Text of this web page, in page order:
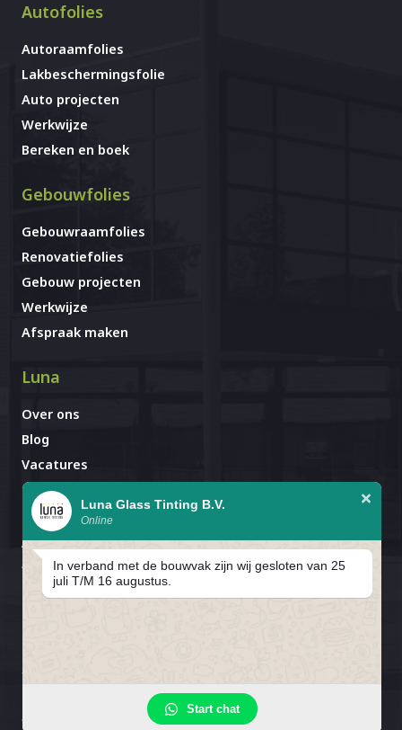
wij gesloten van 25 juli T/M 16
Afspraak al gemaakt?
Avignonlaan 67
5627 GA Eindhoven
CookiebeleidCookievoorkeuren
Algemene Voorwaarden
Autofolies
Autoraamfolies
Lakbeschermingsfolie
Auto projecten
Werkwijze
Bereken en boek
Gebouwfolies
Gebouwraamfolies
Renovatiefolies
Gebouw projecten
Werkwijze
Afspraak maken
Luna
Over ons
Blog
Vacatures
Contact
Luna Glass Tinting B.V.
Online
In verband met de bouwvak zijn wij gesloten van 25
juli T/M 16 augustus.
Start chat